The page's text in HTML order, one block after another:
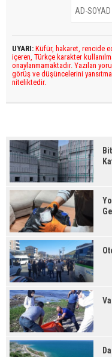
UYARI: Küfür, hakaret, rencide
içeren, Türkçe karakter
onaylanmamaktadır. Yazılan
görüş ve düşüncelerini
niteliktedir.